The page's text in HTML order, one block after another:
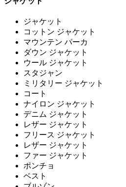
ジャケット
コットン ジャケット
マウンテン パーカ
ダウン ジャケット
ウール ジャケット
スタジャン
ミリタリー ジャケット
コート
ナイロン ジャケット
デニム ジャケット
レザー ジャケット
フリース ジャケット
レザー ジャケット
ファー ジャケット
ポンチョ
ベスト